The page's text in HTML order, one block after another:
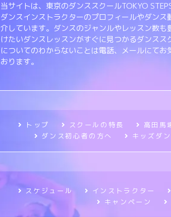
当サイトは、東京のダンススクールTOKYO
ダンスインストラクターのプロフィールやダン
介しています。ダンスのジャンルやレッスン数
けたいダンスレッスンがすぐに見つかるダンス
についてのわからないことは電話、メールにて
おります。
トップ スクールの特長 高田馬
ダンス初心者の方へ
キッズダ
スケジュール インストラクター
キャンペーン